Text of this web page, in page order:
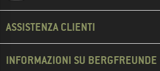
ASSISTENZA CLIENTI
INFORMAZIONI SU BERGFREUNDE